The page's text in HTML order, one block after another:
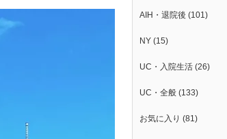
AIH・退院後 (101)
NY (15)
UC・入院生活 (26)
UC・全般 (133)
お気に入り (81)